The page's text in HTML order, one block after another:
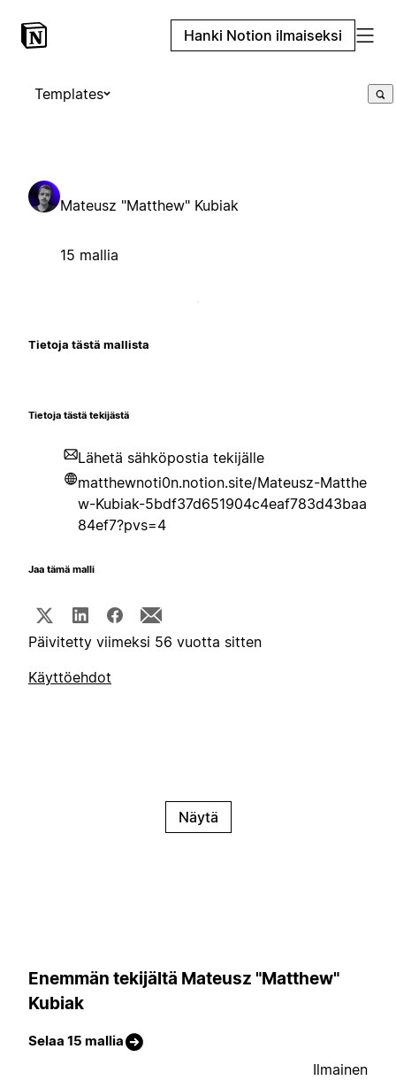
Hanki Notion ilmaiseksi
Templates
Mateusz "Matthew" Kubiak
15 mallia
Tietoja tästä mallista
Tietoja tästä tekijästä
Lähetä sähköpostia tekijälle
matthewnoti0n.notion.site/Mateusz-Matthe
w-Kubiak-5bdf37d651904c4eaf783d43baa
84ef7?pvs=4
Jaa tämä malli
Päivitetty viimeksi 56 vuotta sitten
Käyttöehdot
Näytä
Enemmän tekijältä Mateusz "Matthew"
Kubiak
Selaa 15 mallia
Ilmainen